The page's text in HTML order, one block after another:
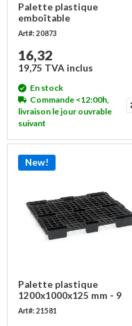
Palette plastique
emboîtable
1200x1000x153mm, avec
rebord, 1000 kg
Art#: 20873
16,32
19,75 TVA inclus
En stock
Commande <12:00h,
livraison le jour ouvrable
suivant
New!
Palette plastique
1200x1000x125 mm - 9
pieds, plateau ouvert avec
Art#: 21581